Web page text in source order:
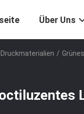
Über Uns
Druckmaterialien /